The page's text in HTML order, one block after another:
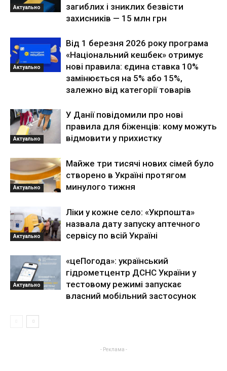
Актуально
загиблих і зниклих безвісти
захисників — 15 млн грн
Актуально
Від 1 березня 2026 року програма
«Національний кешбек» отримує
нові правила: єдина ставка 10%
замінюється на 5% або 15%,
залежно від категорії товарів
Актуально
У Данії повідомили про нові
правила для біженців: кому можуть
відмовити у прихистку
Актуально
Майже три тисячі нових сімей було
створено в Україні протягом
минулого тижня
Актуально
Ліки у кожне село: «Укрпошта»
назвала дату запуску аптечного
сервісу по всій Україні
Актуально
«цеПогода»: український
гідрометцентр ДСНС України у
тестовому режимі запускає
власний мобільний застосунок
- Реклама -